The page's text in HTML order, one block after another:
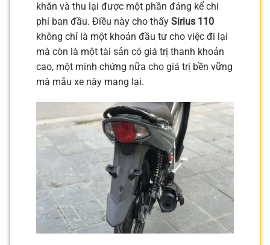
khăn và thu lại được một phần đáng kể chi
phí ban đầu. Điều này cho thấy Sirius 110
không chỉ là một khoản đầu tư cho việc đi lại
mà còn là một tài sản có giá trị thanh khoản
cao, một minh chứng nữa cho giá trị bền vững
mà mẫu xe này mang lại.